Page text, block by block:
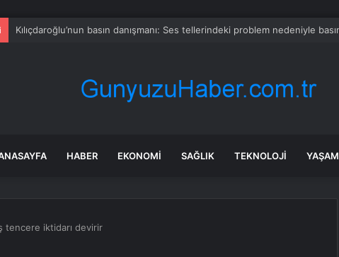
Bursa İnegöl Millet Bahçesi’nde üst yapı çalışmaları başladı
HABER EKONOMI SAĞLIK TEKNOLOJI YAŞAM
tencere iktidarı devirir